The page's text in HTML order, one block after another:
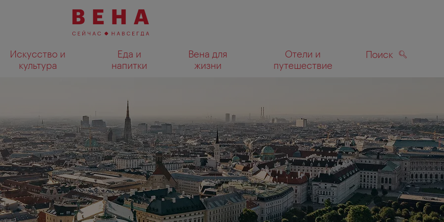
Искусство и
культура
Еда и
напитки
Вена для
жизни
Отели и
путешествие
Поиск